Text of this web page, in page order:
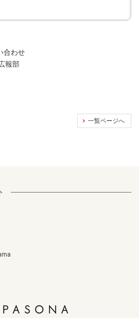
合わせ
報部
一覧ページへ